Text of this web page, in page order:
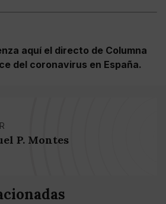
aquí el directo de Columna
del coronavirus en España.
P. Montes